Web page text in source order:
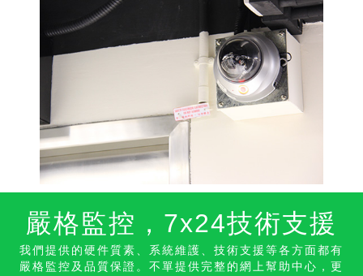
嚴格監控，7x24技術支援
我們提供的硬件質素、系統維護、技術支援等各方面都有
嚴格監控及品質保證。不單提供完整的網上幫助中心，更